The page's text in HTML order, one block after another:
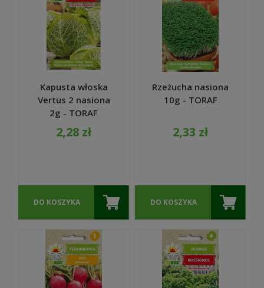
Kapusta włoska
Vertus 2 nasiona
2g - TORAF
2,28 zł
DO KOSZYKA
Rzeżucha nasiona
10g - TORAF
2,33 zł
DO KOSZYKA